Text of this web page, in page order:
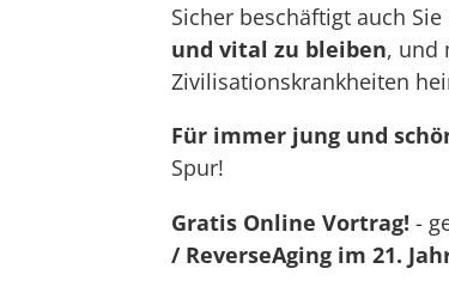
Sicher beschäftigt auch Sie
und vital zu bleiben, und
Zivilisationskrankheiten
Für immer jung und
Spur!
Gratis Online Vortrag! -
/ ReverseAging im 21.